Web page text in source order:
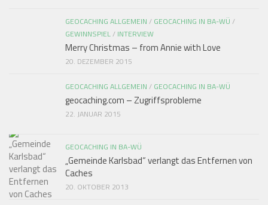
GEOCACHING ALLGEMEIN / GEOCACHING IN BA-WÜ /
GEWINNSPIEL/ INTERVIEW
Merry Christmas – from Annie with Love
20. DEZEMBER 2015
GEOCACHING ALLGEMEIN / GEOCACHING IN BA-WÜ
geocaching.com – Zugriffsprobleme
22. JANUAR 2015
GEOCACHING IN BA-WÜ
„Gemeinde Karlsbad“ verlangt das Entfernen von
Caches
20. OKTOBER 2013